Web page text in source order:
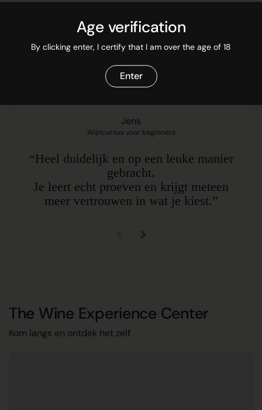
Jens
Wijncursus voor beginners
“Heel duidelijk en op een leuke manier
gebracht.
Je leert echt proeven en krijgt meteen
meer vertrouwen in wat je kiest.”
Vorige diaVolgende dia
The Wine Experience Center
Kom langs en ontdek het zelf
Age verification
By clicking enter, I certify that I am over the age of 18
Enter